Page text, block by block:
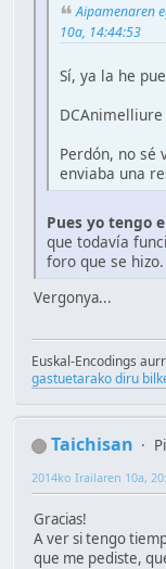
Aipamenaren
10a, 14:44:53
Sí, ya la he
DCAnimelliure
Perdón, no sé
enviaba una
Pues yo tengo
que todavía
foro que se hizo.
Vergonya...
Euskal-Encodings
gastuetarako diru
Taichisan
2014ko Irailaren 10a,
Gracias!
A ver si tengo
que me pediste,